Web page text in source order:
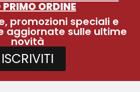
PRIMO ORDINE
promozioni speciali e
aggiornate sulle ultime
novità
ISCRIVITI